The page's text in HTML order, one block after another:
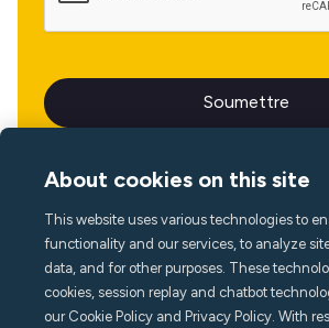
Langue
About cookies on this site
This website uses various technologies to
functionality and our services, to analyze
data, and for other purposes. These
cookies, session replay and chatbot
our Cookie Policy and Privacy Policy. With